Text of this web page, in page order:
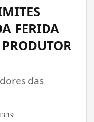
FERIDA
das